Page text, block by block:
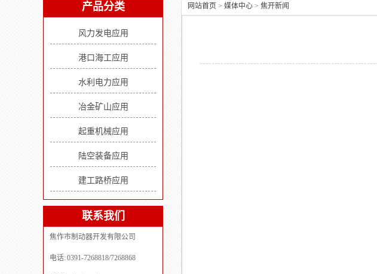
产品分类
风力发电应用
港口海工应用
水利电力应用
冶金矿山应用
起重机械应用
陆空装备应用
建工路桥应用
联系我们
焦作市制动器开发有限公司
电话: 0391-7268818/7268868
网站首页 > 媒体中心 > 焦开新闻